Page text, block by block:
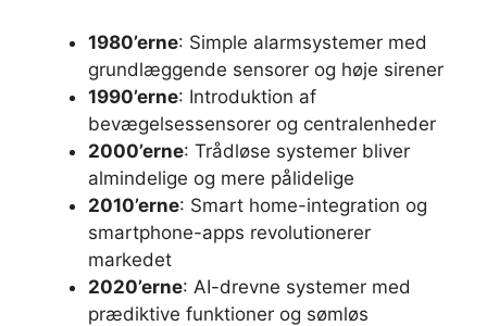
1980’erne: Simple alarmsystemer med
grundlæggende sensorer og høje sirener
1990’erne: Introduktion af
bevægelsessensorer og centralenheder
2000’erne: Trådløse systemer bliver
almindelige og mere pålidelige
2010’erne: Smart home-integration og
smartphone-apps revolutionerer
markedet
2020’erne: AI-drevne systemer med
prædiktive funktioner og sømløs